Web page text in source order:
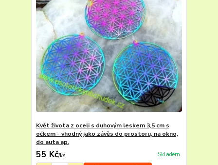
Květ života z oceli s duhovým leskem 3,5 cm s
očkem - vhodný jako závěs do prostoru, na okno,
do auta ap.
55 Kč/ks Skladem